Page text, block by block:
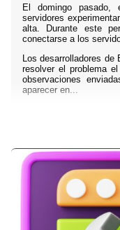
El domingo
servidores
alta. Durante este
conectarse a los
Los desarrolladores
resolver el problema
observaciones
aparecer en...